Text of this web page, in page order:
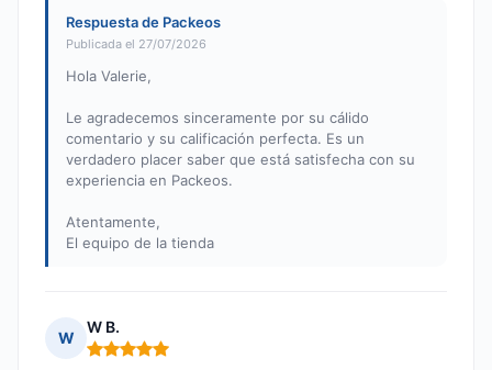
Respuesta de Packeos
Publicada el 27/07/2026
Hola Valerie,
Le agradecemos sinceramente por su cálido
comentario y su calificación perfecta. Es un
verdadero placer saber que está satisfecha con su
experiencia en Packeos.
Atentamente,
El equipo de la tienda
W
W B.
Nota: 5 de 5